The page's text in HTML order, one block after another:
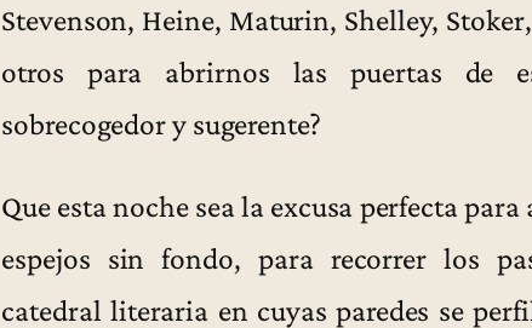
Stevenson, Heine, Maturin, Shelley,
otros para abrirnos las puertas de
sobrecogedor y sugerente?
Que esta noche sea la excusa perfecta
espejos sin fondo, para recorrer los
catedral literaria en cuyas paredes se